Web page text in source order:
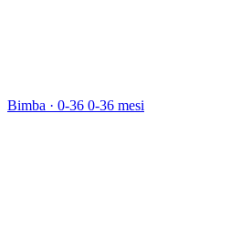
Bimba · 0-36 0-36 mesi